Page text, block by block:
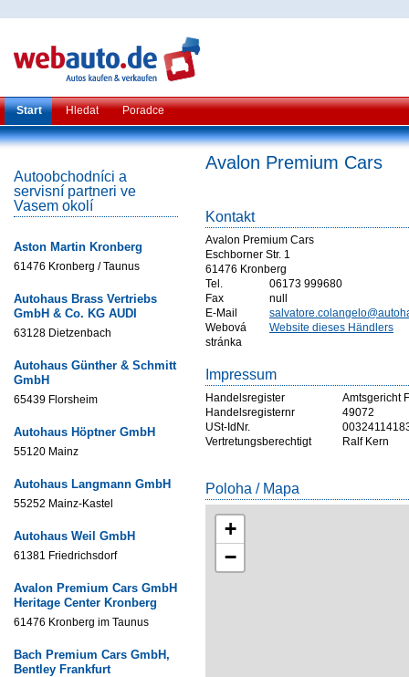
Start Hledat Poradce
Autoobchodníci a
servisní partneri ve
Vasem okolí
Aston Martin Kronberg
61476 Kronberg / Taunus
Autohaus Brass Vertriebs
GmbH & Co. KG AUDI
63128 Dietzenbach
Autohaus Günther & Schmitt
GmbH
65439 Florsheim
Autohaus Höptner GmbH
55120 Mainz
Autohaus Langmann GmbH
55252 Mainz-Kastel
Autohaus Weil GmbH
61381 Friedrichsdorf
Avalon Premium Cars GmbH
Heritage Center Kronberg
61476 Kronberg im Taunus
Bach Premium Cars GmbH,
Bentley Frankfurt
Avalon Premium Cars
Kontakt
Avalon Premium Cars
Eschborner Str. 1
61476 Kronberg
Tel.
06173 999680
Fax
null
E-Mail
Webová
stránka
Website dieses Händlers
Impressum
Handelsregister
Amtsgericht
Handelsregisternr
49072
USt-IdNr.
Vertretungsberechtigt
Ralf Kern
Poloha / Mapa
+
−